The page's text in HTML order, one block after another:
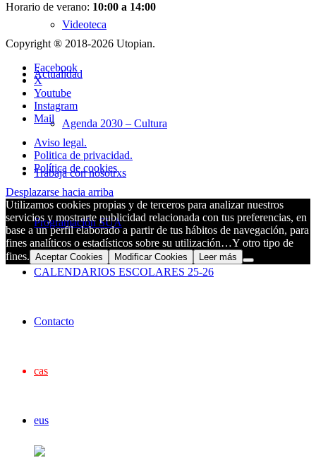
Videoteca
Actualidad
Agenda 2030 – Cultura
Trabaja con nosotrxs
Programación SUA
CALENDARIOS ESCOLARES 25-26
Contacto
cas
eus
Horario de verano: 10:00 a 14:00
Copyright ® 2018-2026 Utopian.
Facebook
X
Youtube
Instagram
Mail
Aviso legal.
Politica de privacidad.
Política de cookies
Desplazarse hacia arriba
Utilizamos cookies propias y de terceros para analizar nuestros
servicios y mostrarte publicidad relacionada con tus preferencias, en
base a un perfil elaborado a partir de tus hábitos de navegación, para
fines analíticos o estadísticos sobre su utilización…Y otro tipo de
fines. Aceptar Cookies Modificar Cookies Leer más